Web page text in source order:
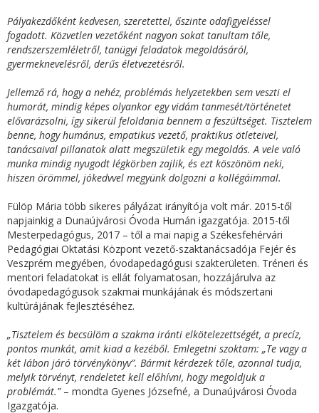
Pályakezdőként kedvesen, szeretettel, őszinte odafigyeléssel
fogadott. Közvetlen vezetőként nagyon sokat tanultam tőle,
rendszerszemléletről, tanügyi feladatok megoldásáról,
gyermeknevelésről, derűs életvezetésről.
Jellemző rá, hogy a nehéz, problémás helyzetekben sem veszti el
humorát, mindig képes olyankor egy vidám tanmesét/történetet
elővarázsolni, így sikerül feloldania bennem a feszültséget. Tisztelem
benne, hogy humánus, empatikus vezető, praktikus ötleteivel,
tanácsaival pillanatok alatt megszületik egy megoldás. A vele való
munka mindig nyugodt légkörben zajlik, és ezt köszönöm neki,
hiszen örömmel, jókedvvel megyünk dolgozni a kollégáimmal.
Fülöp Mária több sikeres pályázat irányítója volt már. 2015-től
napjainkig a Dunaújvárosi Óvoda Humán igazgatója. 2015-től
Mesterpedagógus, 2017 – től a mai napig a Székesfehérvári
Pedagógiai Oktatási Központ vezető-szaktanácsadója Fejér és
Veszprém megyében, óvodapedagógusi szakterületen. Tréneri és
mentori feladatokat is ellát folyamatosan, hozzájárulva az
óvodapedagógusok szakmai munkájának és módszertani
kultúrájának fejlesztéséhez.
„Tisztelem és becsülöm a szakma iránti elkötelezettségét, a precíz,
pontos munkát, amit kiad a kezéből. Emlegetni szoktam: „Te vagy a
két lábon járó törvénykönyv”. Bármit kérdezek tőle, azonnal tudja,
melyik törvényt, rendeletet kell előhívni, hogy megoldjuk a
problémát.”– mondta Gyenes Józsefné, a Dunaújvárosi Óvoda
Igazgatója.